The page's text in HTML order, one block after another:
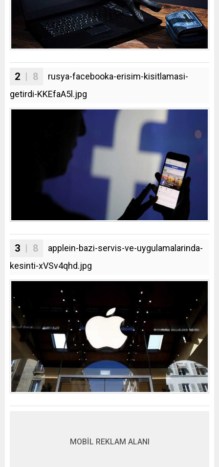
2 | 8
rusya-facebooka-erisim-kisitlamasi-
getirdi-KKEfaA5l.jpg
3 | 8
applein-bazi-servis-ve-uygulamalarinda-
kesinti-xVSv4qhd.jpg
MOBİL REKLAM ALANI